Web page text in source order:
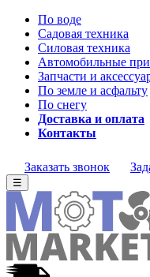
По воде
Садовая техника
Силовая техника
Автомобильные
Запчасти и
По земле и асфальту
По снегу
Доставка и оплата
Контакты
Заказать звонок
☰